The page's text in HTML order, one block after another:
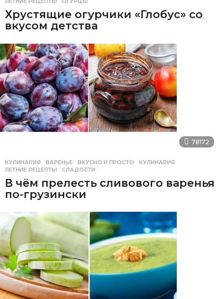
Хрустящие огурчики «Глобус» со
вкусом детства
78172
КУЛИНАРИЯ ВАРЕНЬЕ ,ВКУСНО И ПРОСТО ,КУЛИНАРИЯ
ЛЕТНИЕ РЕЦЕПТЫ
,СЛАДОСТИ
В чём прелесть сливового варенья
по-грузински